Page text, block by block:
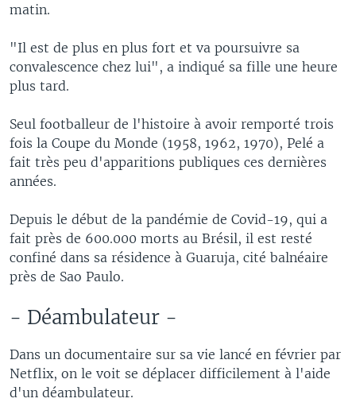
matin.
"Il est de plus en plus fort et va poursuivre sa
convalescence chez lui", a indiqué sa fille une heure
plus tard.
Seul footballeur de l'histoire à avoir remporté trois
fois la Coupe du Monde (1958, 1962, 1970), Pelé a
fait très peu d'apparitions publiques ces dernières
années.
Depuis le début de la pandémie de Covid-19, qui a
fait près de 600.000 morts au Brésil, il est resté
confiné dans sa résidence à Guaruja, cité balnéaire
près de Sao Paulo.
- Déambulateur -
Dans un documentaire sur sa vie lancé en février par
Netflix, on le voit se déplacer difficilement à l'aide
d'un déambulateur.